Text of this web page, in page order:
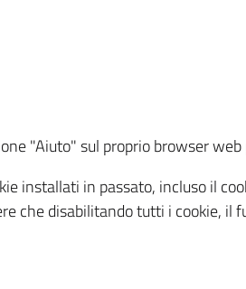
"Aiuto" sul proprio browser
installati in passato, incluso il
che disabilitando tutti i cookie, il